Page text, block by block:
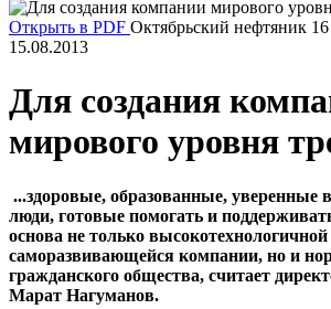
Открыть в PDF Октябрьский нефтяник 16
15.08.2013
Для создания
мирового уровня
...здоровые, образованные, уверенные
люди, готовые помогать и
основа не только высокотехнологичной
саморазвивающейся компании, но и
гражданского общества, считает
Марат Нагуманов.